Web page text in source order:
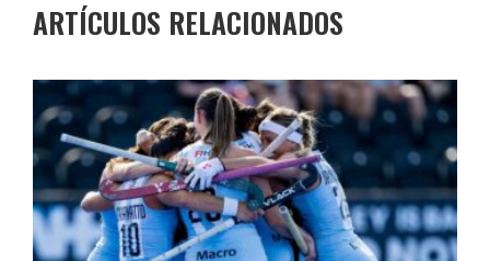
ARTÍCULOS RELACIONADOS